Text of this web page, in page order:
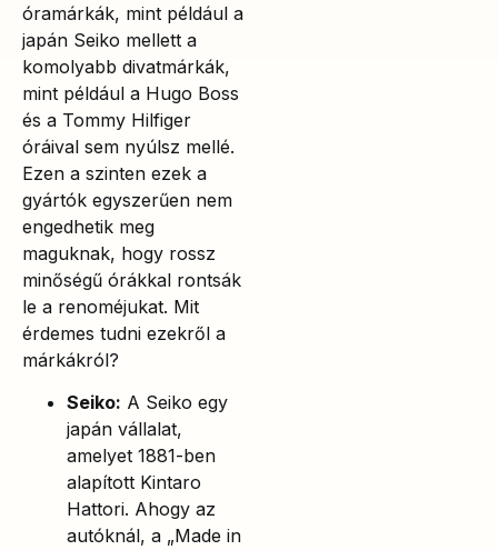
óramárkák, mint például a
japán Seiko mellett a
komolyabb divatmárkák,
mint például a Hugo Boss
és a Tommy Hilfiger
óráival sem nyúlsz mellé.
Ezen a szinten ezek a
gyártók egyszerűen nem
engedhetik meg
maguknak, hogy rossz
minőségű órákkal rontsák
le a renoméjukat. Mit
érdemes tudni ezekről a
márkákról?
Seiko: A Seiko egy
japán vállalat,
amelyet 1881-ben
alapított Kintaro
Hattori. Ahogy az
autóknál, a „Made in